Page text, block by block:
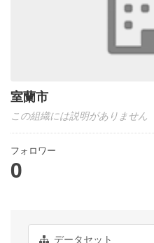
室蘭市
この組織には説明がありません
フォロワー
0
データセット